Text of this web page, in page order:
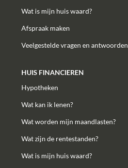
Wat is mijn huis waard?
Afspraak maken
Veelgestelde vragen en antwoorden
HUIS FINANCIEREN
Hypotheken
Wat kan ik lenen?
Wat worden mijn maandlasten?
Wat zijn de rentestanden?
Wat is mijn huis waard?